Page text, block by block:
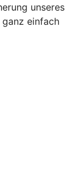
unseres
einfach